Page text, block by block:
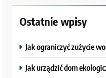
Ostatnie wpisy
Jak ograniczyć zużycie
Jak urządzić dom